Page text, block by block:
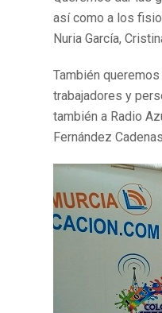
así como a los
Nuria García,
También
trabajadores y
también a Radio
Fernández